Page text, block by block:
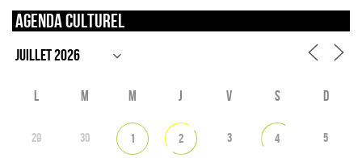
Agenda culturel
L M M J V S D
29 30 1 2 3 4 5